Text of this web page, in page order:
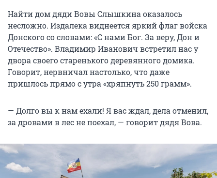
Найти дом дяди Вовы Слышкина оказалось
несложно. Издалека виднеется яркий флаг войска
Донского со словами: «С нами Бог. За веру, Дон и
Отечество». Владимир Иванович встретил нас у
двора своего старенького деревянного домика.
Говорит, нервничал настолько, что даже
пришлось прямо с утра «хряпнуть 250 грамм».
— Долго вы к нам ехали! Я вас ждал, дела отменил,
за дровами в лес не поехал, — говорит дядя Вова.